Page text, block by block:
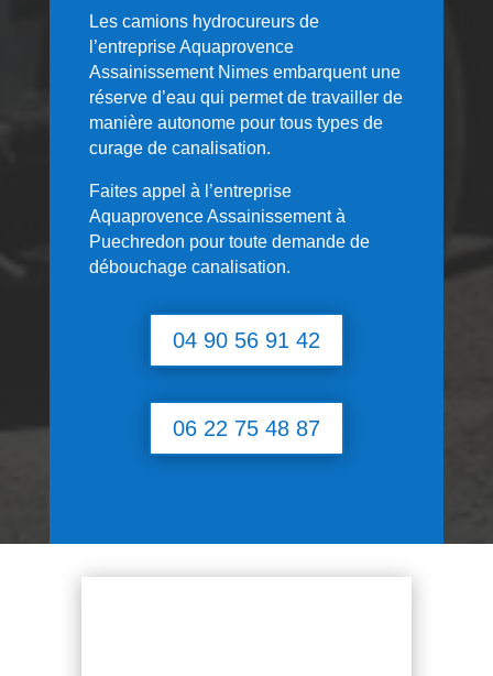
Les camions hydrocureurs de
l’entreprise Aquaprovence
Assainissement Nimes embarquent une
réserve d’eau qui permet de travailler de
manière autonome pour tous types de
curage de canalisation.
Faites appel à l’entreprise
Aquaprovence Assainissement à
Puechredon pour toute demande de
débouchage canalisation.
04 90 56 91 42
06 22 75 48 87